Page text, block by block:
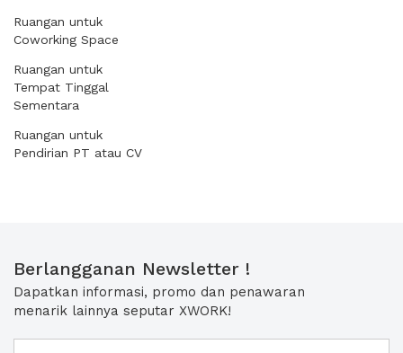
Ruangan untuk
Coworking Space
Ruangan untuk
Tempat Tinggal
Sementara
Ruangan untuk
Pendirian PT atau CV
Berlangganan Newsletter !
Dapatkan informasi, promo dan penawaran
menarik lainnya seputar XWORK!